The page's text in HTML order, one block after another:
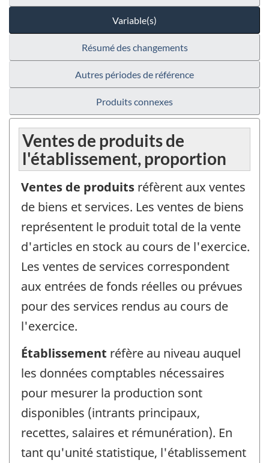
Variable(s)
Résumé des changements
Autres périodes de référence
Produits connexes
Ventes de produits de
l'établissement, proportion
Ventes de produits réfèrent aux ventes
de biens et services. Les ventes de biens
représentent le produit total de la vente
d'articles en stock au cours de l'exercice.
Les ventes de services correspondent
aux entrées de fonds réelles ou prévues
pour des services rendus au cours de
l'exercice.
Établissement réfère au niveau auquel
les données comptables nécessaires
pour mesurer la production sont
disponibles (intrants principaux,
recettes, salaires et rémunération). En
tant qu'unité statistique, l'établissement